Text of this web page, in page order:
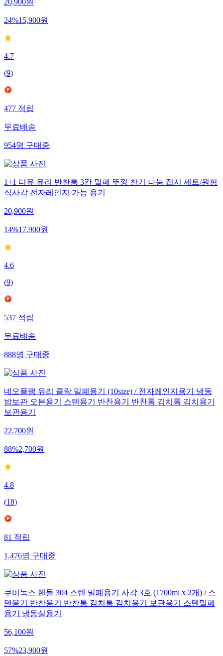
20,900원
24%15,900원
4.7
(9)
477적립
무료배송
954명구매중
1+1 디유 유리 반찬통 3칸 밀폐 뚜껑 찬기 나눔 접시 세트/원형
직사각 전자레인지 가능 용기
20,900원
14%17,900원
4.6
(9)
537적립
무료배송
888명구매중
네오플램 유리 클락 밀폐용기 (10size) / 전자레인지용기 냉동
밥보관 오븐용기 스텐용기 반찬용기 반찬통 김치통 김치용기
보관용기
22,700원
88%2,700원
4.8
(18)
81적립
1,476명구매중
쿠비녹스 핸들 304 스텐 밀폐용기 사각 3호 (1700ml x 2개) / 스
텐용기 반찬용기 반찬통 김치통 김치용기 보관용기 스텐밀폐
용기 냉동실용기
56,100원
57%23,900원